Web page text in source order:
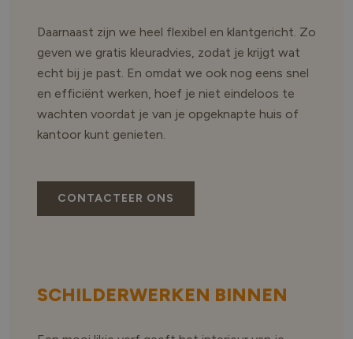
Daarnaast zijn we heel flexibel en klantgericht. Zo
geven we gratis kleuradvies, zodat je krijgt wat
echt bij je past. En omdat we ook nog eens snel
en efficiënt werken, hoef je niet eindeloos te
wachten voordat je van je opgeknapte huis of
kantoor kunt genieten.
CONTACTEER ONS
SCHILDERWERKEN BINNEN